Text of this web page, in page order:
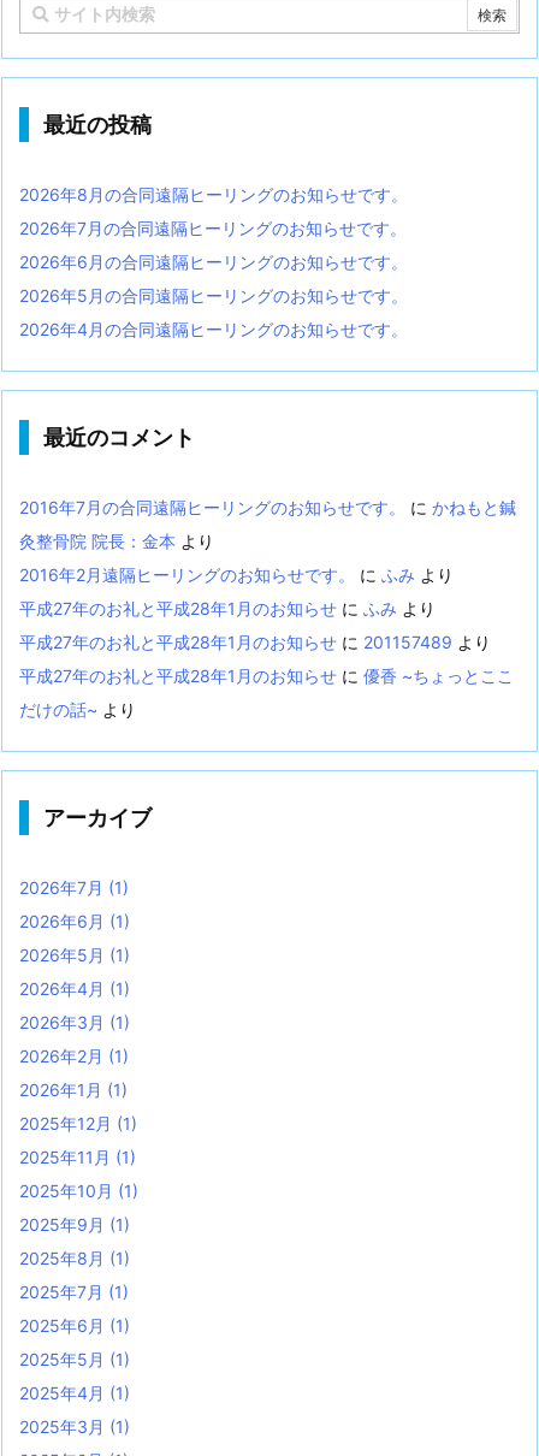
最近の投稿
2026年8月の合同遠隔ヒーリングのお知らせです。
2026年7月の合同遠隔ヒーリングのお知らせです。
2026年6月の合同遠隔ヒーリングのお知らせです。
2026年5月の合同遠隔ヒーリングのお知らせです。
2026年4月の合同遠隔ヒーリングのお知らせです。
最近のコメント
2016年7月の合同遠隔ヒーリングのお知らせです。 に かねもと鍼
灸整骨院 院長：金本 より
2016年2月遠隔ヒーリングのお知らせです。
に ふみ より
平成27年のお礼と平成28年1月のお知らせ に ふみ より
平成27年のお礼と平成28年1月のお知らせ に 201157489 より
平成27年のお礼と平成28年1月のお知らせ に 優香 ~ちょっとここ
だけの話~ より
アーカイブ
2026年7月 (1)
2026年6月 (1)
2026年5月 (1)
2026年4月 (1)
2026年3月 (1)
2026年2月 (1)
2026年1月 (1)
2025年12月 (1)
2025年11月 (1)
2025年10月 (1)
2025年9月 (1)
2025年8月 (1)
2025年7月 (1)
2025年6月 (1)
2025年5月 (1)
2025年4月 (1)
2025年3月 (1)